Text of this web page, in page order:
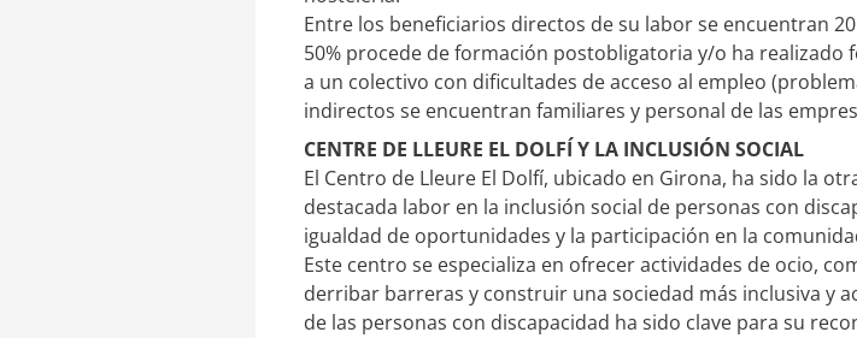
Entre los beneficiarios directos de su labor se encuentran
50% procede de formación postobligatoria y/o ha
a un colectivo con dificultades de acceso al empleo
indirectos se encuentran familiares y personal de las
CENTRE DE LLEURE EL DOLFÍ Y LA INCLUSIÓN SOCIAL
El Centro de Lleure El Dolfí, ubicado en Girona, ha sido la
destacada labor en la inclusión social de personas con
igualdad de oportunidades y la participación en la
Este centro se especializa en ofrecer actividades de ocio,
derribar barreras y construir una sociedad más inclusiva y
de las personas con discapacidad ha sido clave para su